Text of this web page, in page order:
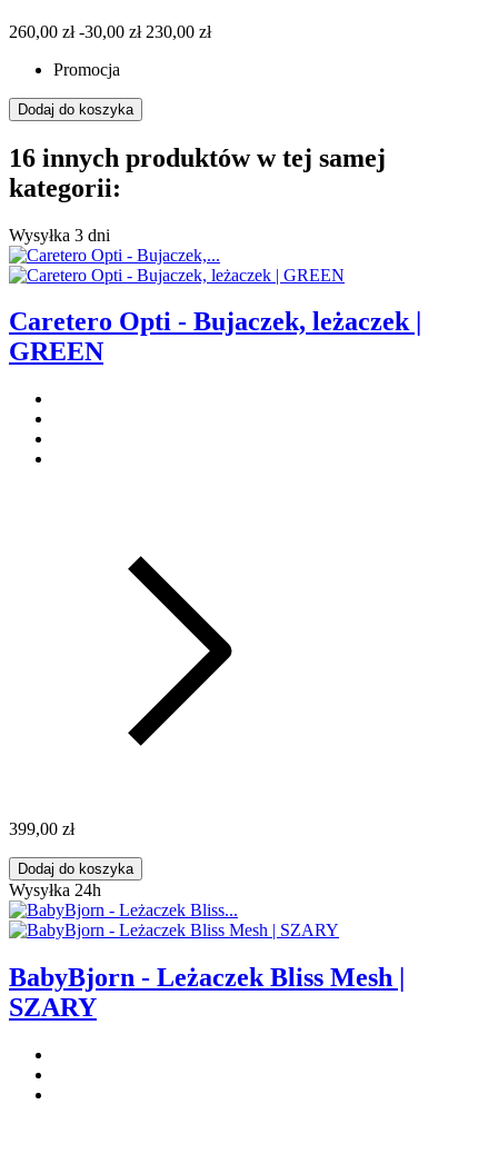
260,00 zł -30,00 zł 230,00 zł
Promocja
Dodaj do koszyka
16 innych produktów w tej samej
kategorii:
Wysyłka 3 dni
Caretero Opti - Bujaczek, leżaczek |
GREEN
399,00 zł
Dodaj do koszyka
Wysyłka 24h
BabyBjorn - Leżaczek Bliss Mesh |
SZARY